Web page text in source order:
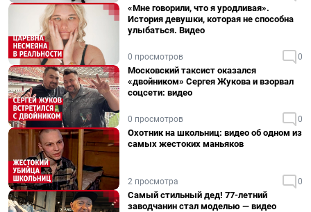
«Мне говорили, что я уродливая».
История девушки, которая не способна
улыбаться. Видео
0 просмотров 0
Московский таксист оказался
«двойником» Сергея Жукова и взорвал
соцсети: видео
0 просмотров 0
Охотник на школьниц: видео об одном из
самых жестоких маньяков
2 просмотра 0
Самый стильный дед! 77-летний
заводчанин стал моделью — видео